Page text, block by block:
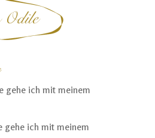
gehe ich mit meinem
gehe ich mit meinem